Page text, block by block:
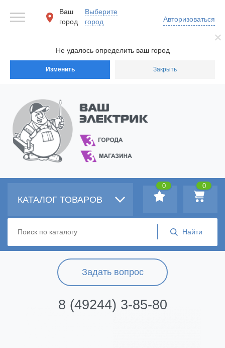
Не удалось определить ваш город
Изменить Закрыть
Ваш
город
Выберите
город
Авторизоваться
Задать вопрос
8 (49244) 3-85-80
КАТАЛОГ ТОВАРОВ
0
0